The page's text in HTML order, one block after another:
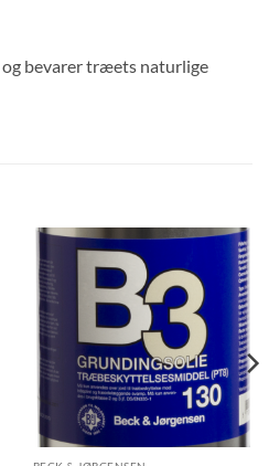
bevarer træets naturlige